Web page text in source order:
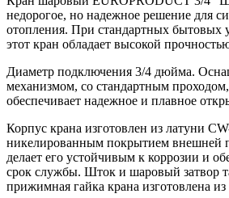
недорогое, но надежное решение для
отопления. При стандартных бытовых
этот кран обладает высокой
Диаметр подключения 3/4 дюйма.
механизмом, со стандартным
обеспечивает надежное и плавное
Корпус крана изготовлен из латуни
никелированным покрытием внешней
делает его устойчивым к коррозии и
срок службы. Шток и шаровый затвор
прижимная гайка крана изготовлена